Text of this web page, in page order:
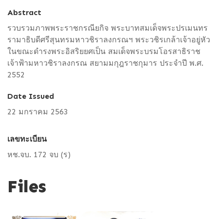
Abstract
รวบรวมภาพพระราชกรณียกิจ พระบาทสมเด็จพระปรเมนทร
รามาธิบดีศรีสุนทรมหาวชิราลงกรณฯ พระวชิรเกล้าเจ้าอยู่หัว
ในขณะดำรงพระอิสริยยศเป็น สมเด็จพระบรมโอรสาธิราช
เจ้าฟ้ามหาวชิราลงกรณ สยามมกุฎราชกุมาร ประจำปี พ.ศ.
2552
Date Issued
22 มกราคม 2563
เลขทะเบียน
หช.จบ. 172 จบ (ร)
Files